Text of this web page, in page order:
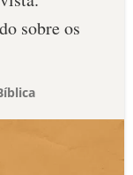
sobre os